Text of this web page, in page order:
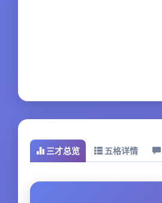
三才总览 五格详情